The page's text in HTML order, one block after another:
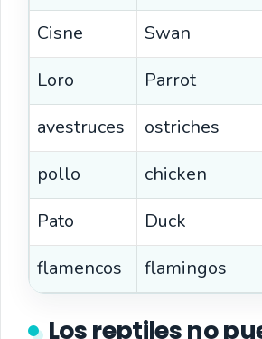
Cisne Swan
Loro Parrot
avestruces ostriches
pollo chicken
Pato Duck
flamencos flamingos
Los reptiles no